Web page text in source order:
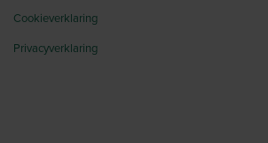
Cookieverklaring
Privacyverklaring